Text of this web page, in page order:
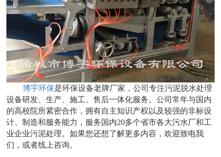
博宇环保是环保设备老牌厂家，公司专注污泥脱水处理
设备研发、生产、施工、售后一体化服务。公司常年与国内
的高校院所紧密合作，拥有自主知识产权以及较强的非标设
计、制造和服务能力，服务国内20多个省市各大污水厂和工
业企业污泥处理。如果您还想了解更多内容，欢迎致电我
们，或者线上咨询。